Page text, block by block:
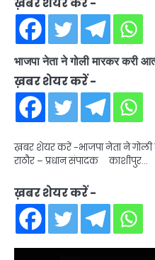
ख़बर शेयर करें -
भाजपा नेता ने गोली मारकर करी
ख़बर शेयर करें -
ख़बर शेयर करें -भाजपा नेता ने
राठौर – प्रधान संपादक काशीपुर…
ख़बर शेयर करें -